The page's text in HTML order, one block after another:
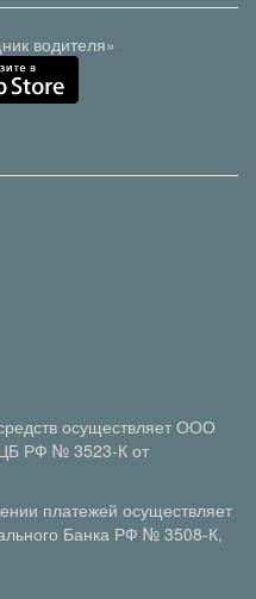
водителя»
осуществляет ООО
РФ № 3523-К от
платежей осуществляет
Банка РФ № 3508-К,